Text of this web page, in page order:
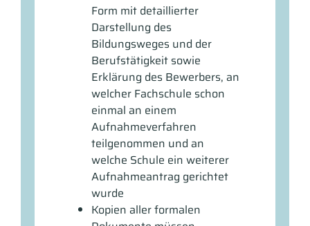
Form mit detaillierter
Darstellung des
Bildungsweges und der
Berufstätigkeit sowie
Erklärung des Bewerbers, an
welcher Fachschule schon
einmal an einem
Aufnahmeverfahren
teilgenommen und an
welche Schule ein weiterer
Aufnahmeantrag gerichtet
wurde
Kopien aller formalen